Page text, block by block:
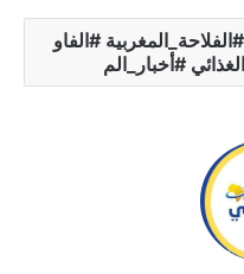
#الفاو
#أخبار_الم